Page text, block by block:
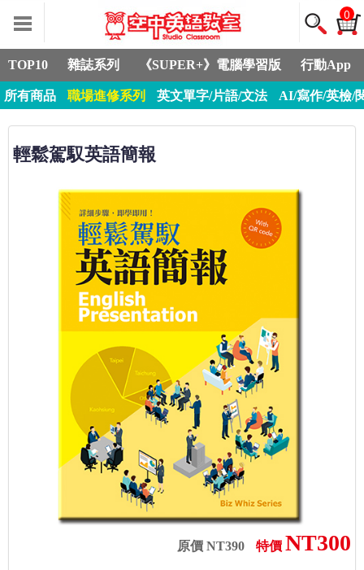
0
TOP10 雜誌系列 《SUPER+》電腦學習版 行動App
所有商品 職場進修系列 英文單字/片語/文法 AI/寫作/英檢/
輕鬆駕馭英語簡報
原價 NT390 特價 NT300